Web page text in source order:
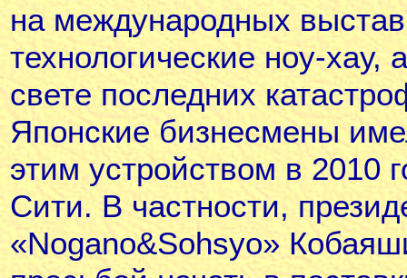
на международных
технологические ноу-хау,
свете последних
Японские бизнесмены
этим устройством в 2010
Сити. В частности,
«Nogano&Sohsyo»